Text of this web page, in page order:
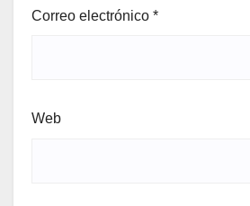
Correo electrónico *
Web